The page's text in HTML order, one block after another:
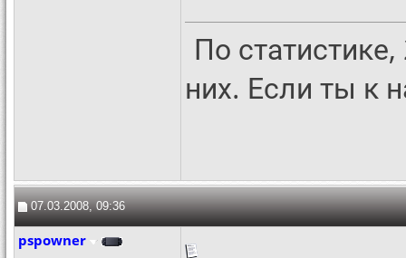
По
них. Если ты к
07.03.2008, 09:36
pspowner